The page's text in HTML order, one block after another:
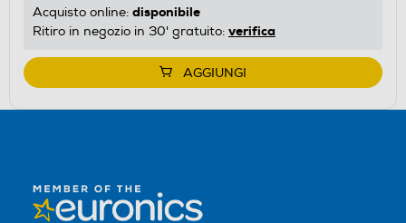
Acquisto online: disponibile
Ritiro in negozio in 30' gratuito: verifica
AGGIUNGI